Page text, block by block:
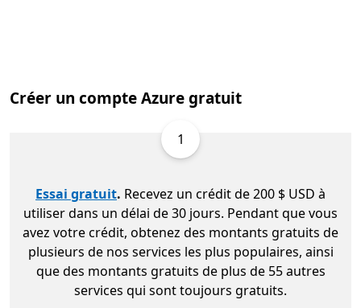
Créer un compte Azure gratuit
1
Essai gratuit. Recevez un crédit de 200 $ USD à
utiliser dans un délai de 30 jours. Pendant que vous
avez votre crédit, obtenez des montants gratuits de
plusieurs de nos services les plus populaires, ainsi
que des montants gratuits de plus de 55 autres
services qui sont toujours gratuits.